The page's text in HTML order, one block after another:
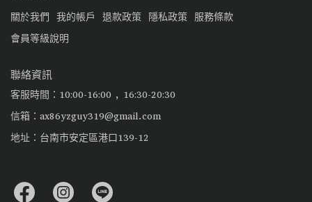
關於我們 我的帳戶 退款政策 隱私政策 服務條款
會員等級說明
聯絡資訊
客服時間：10:00-16:00 , 16:30-20:30
信箱：ax86yzguy319@gmail.com
地址：台南市安定區港口139-12